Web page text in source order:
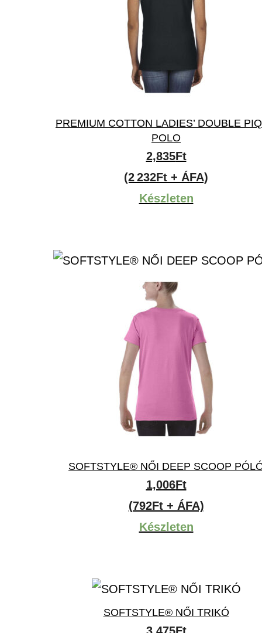
PREMIUM COTTON LADIES’ DOUBLE
POLO
2,835Ft
(2 232Ft + ÁFA)
Készleten
SOFTSTYLE® NŐI DEEP SCOOP
1,006Ft
(792Ft + ÁFA)
Készleten
SOFTSTYLE® NŐI TRIKÓ